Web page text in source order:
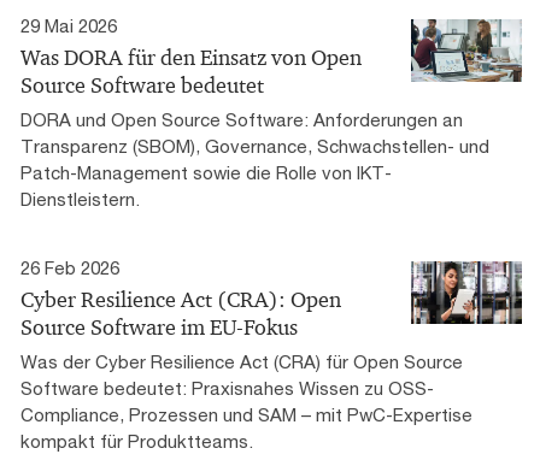
29 Mai 2026
Was DORA für den Einsatz von Open
Source Software bedeutet
DORA und Open Source Software: Anforderungen an
Transparenz (SBOM), Governance, Schwachstellen- und
Patch-Management sowie die Rolle von IKT-
Dienstleistern.
26 Feb 2026
Cyber Resilience Act (CRA): Open
Source Software im EU-Fokus
Was der Cyber Resilience Act (CRA) für Open Source
Software bedeutet: Praxisnahes Wissen zu OSS-
Compliance, Prozessen und SAM – mit PwC-Expertise
kompakt für Produktteams.